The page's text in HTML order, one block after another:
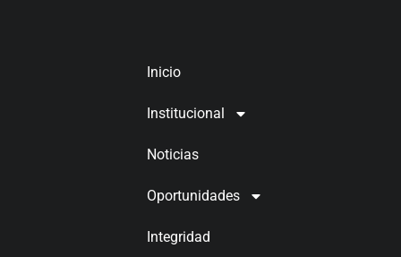
Inicio
Institucional
Noticias
Oportunidades
Integridad